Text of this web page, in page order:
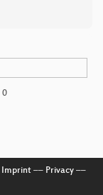
0
Imprint–– Privacy––